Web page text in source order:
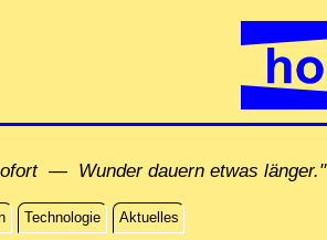
— Wunder dauern etwas länger."
Technologie Aktuelles